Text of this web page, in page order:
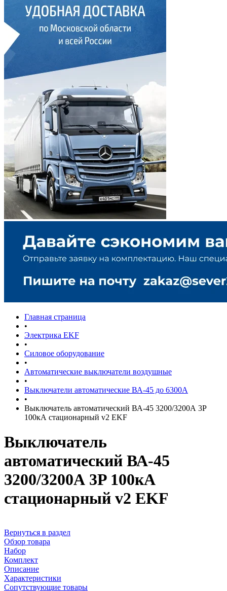
Главная страница
•
Электрика EKF
•
Силовое оборудование
•
Автоматические выключатели воздушные
•
Выключатели автоматические ВА-45 до 6300А
•
Выключатель автоматический ВА-45 3200/3200А 3P
100кА стационарный v2 EKF
Выключатель
автоматический ВА-45
3200/3200А 3P 100кА
стационарный v2 EKF
Вернуться в раздел
Обзор товара
Набор
Комплект
Описание
Характеристики
Сопутствующие товары